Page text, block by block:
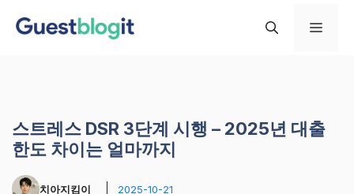
메
스트레스 DSR 3단계 시행 – 2025년 대출
한도 차이는 얼마까지
치아지킴이 2025-10-21